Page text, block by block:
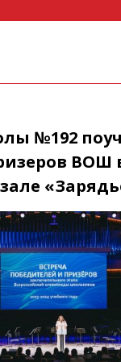
№192
ВОШ